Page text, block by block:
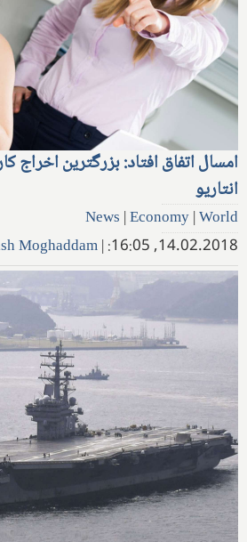
امسال اتفاق افتاد: بزرگترین اخراج‌
انتاریو
News |Economy|World
14.02.2018, 16:05:
|
Moghaddam